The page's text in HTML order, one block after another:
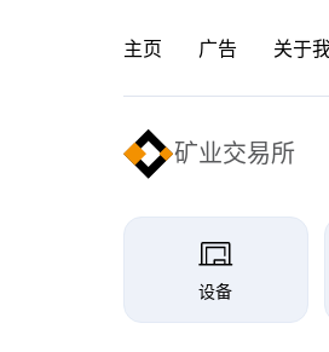
主页 广告 关于
矿业交易所
信息港交易所分
设备